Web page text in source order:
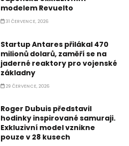
modelem Revuelto
31 ČERVENCE, 2026
Startup Antares přilákal 470
milionů dolarů, zaměří se na
jaderné reaktory pro vojenské
základny
29 ČERVENCE, 2026
Roger Dubuis představil
hodinky inspirované samuraji.
Exkluzivní model vznikne
pouze v 28 kusech